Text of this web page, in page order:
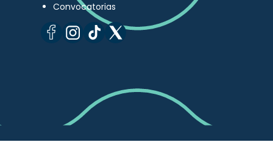
Convocatorias